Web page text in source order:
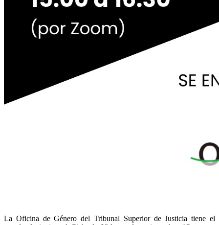
La Oficina de Género del Tribunal Superior de Justicia tiene el